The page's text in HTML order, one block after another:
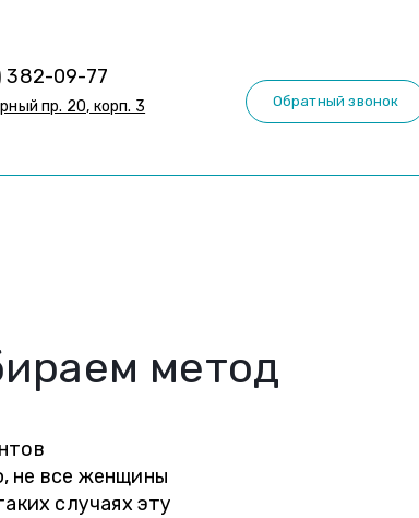
382-09-77
пр. 20, корп. 3
Обратный звонок
метод
не все женщины
случаях эту